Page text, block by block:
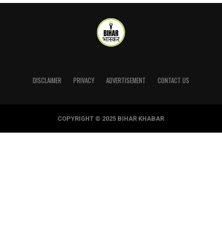
DISCLAIMER PRIVACY ADVERTISEMENT CONTACT US
COPYRIGHT © 2025 BIHAR KHABAR